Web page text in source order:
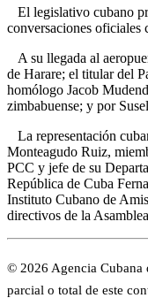
El legislativo cubano
conversaciones oficiales
A su llegada al
de Harare; el titular del
homólogo Jacob
zimbabuense; y por
La representación
Monteagudo Ruiz,
PCC y jefe de su
República de Cuba
Instituto Cubano de
directivos de la
© 2026 Agencia Cubana
parcial o total de este